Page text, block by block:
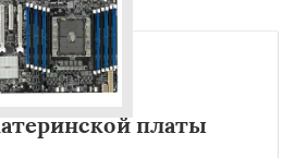
платы